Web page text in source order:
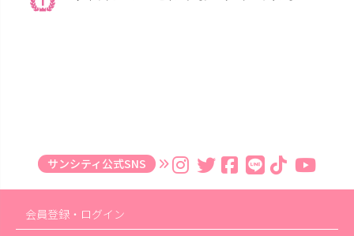
サンシティ公式SNS
会員登録・ログイン